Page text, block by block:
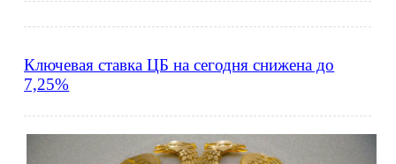
Ключевая ставка ЦБ на сегодня снижена до
7,25%